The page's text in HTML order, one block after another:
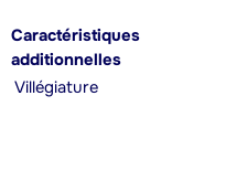
Caractéristiques
additionnelles
Villégiature